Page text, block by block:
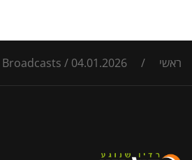
ראשי /
Broadcasts / 04.01.2026 | היציע הצפוני